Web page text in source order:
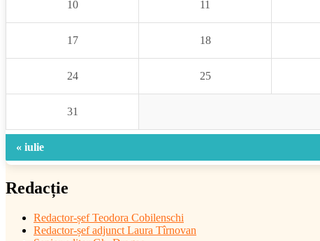
10 11
17 18
24 25
31
« iulie
Redacție
Redactor-șefTeodora Cobilenschi
Redactor-șef adjunct Laura Tîrnovan